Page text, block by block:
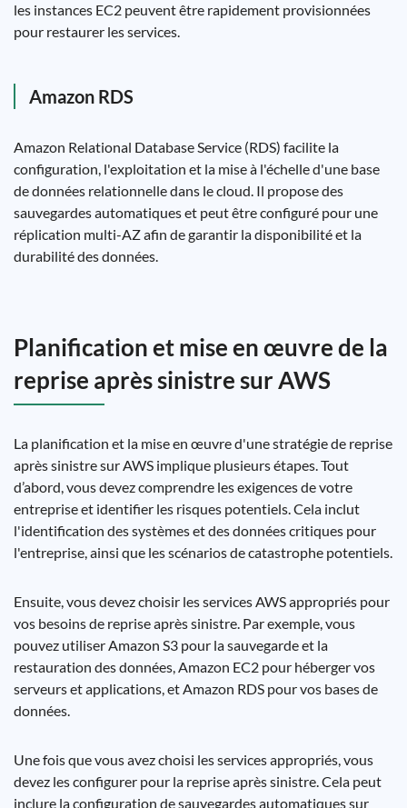
les instances EC2 peuvent être rapidement provisionnées
pour restaurer les services.
Amazon RDS
Amazon Relational Database Service (RDS) facilite la
configuration, l'exploitation et la mise à l'échelle d'une base
de données relationnelle dans le cloud. Il propose des
sauvegardes automatiques et peut être configuré pour une
réplication multi-AZ afin de garantir la disponibilité et la
durabilité des données.
Planification et mise en œuvre de la
reprise après sinistre sur AWS
La planification et la mise en œuvre d'une stratégie de reprise
après sinistre sur AWS implique plusieurs étapes. Tout
d’abord, vous devez comprendre les exigences de votre
entreprise et identifier les risques potentiels. Cela inclut
l'identification des systèmes et des données critiques pour
l'entreprise, ainsi que les scénarios de catastrophe potentiels.
Ensuite, vous devez choisir les services AWS appropriés pour
vos besoins de reprise après sinistre. Par exemple, vous
pouvez utiliser Amazon S3 pour la sauvegarde et la
restauration des données, Amazon EC2 pour héberger vos
serveurs et applications, et Amazon RDS pour vos bases de
données.
Une fois que vous avez choisi les services appropriés, vous
devez les configurer pour la reprise après sinistre. Cela peut
inclure la configuration de sauvegardes automatiques sur